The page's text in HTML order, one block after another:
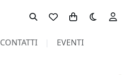
Toggle theme
CONTATTI EVENTI